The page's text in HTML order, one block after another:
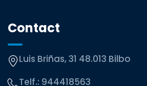
Contact
Luis Briñas, 31 48.013 Bilbo
Telf.: 944418563